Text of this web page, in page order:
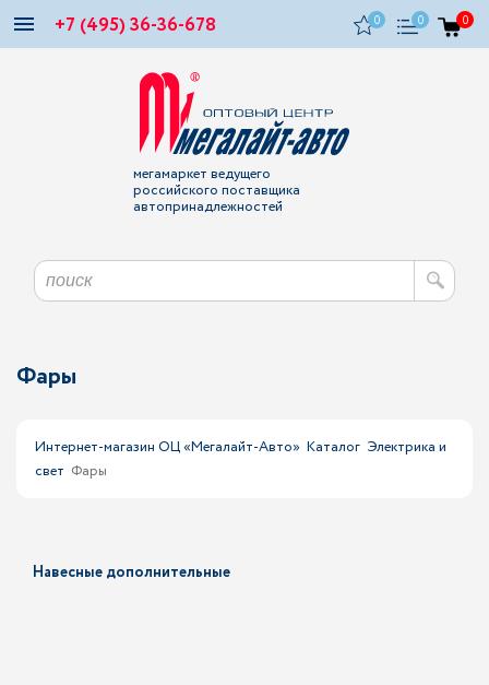
+7 (495) 36-36-678 0 0 0
мегамаркет ведущего
российского поставщика
автопринадлежностей
Фары
Интернет-магазин ОЦ «Мегалайт-Авто» Каталог Электрика и
свет Фары
Навесные дополнительные